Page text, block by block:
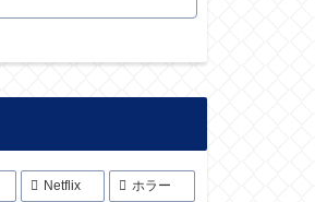
Netflix ホラー